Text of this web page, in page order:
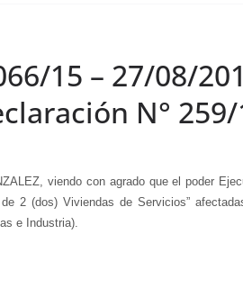
15 – 27/08/
N°
viendo con agrado que el poder
2 (dos) Viviendas de Servicios”
e Industria).